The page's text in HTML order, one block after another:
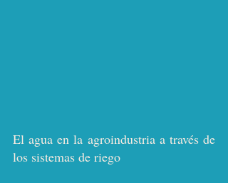
El agua en la agroindustria a través de
los sistemas de riego